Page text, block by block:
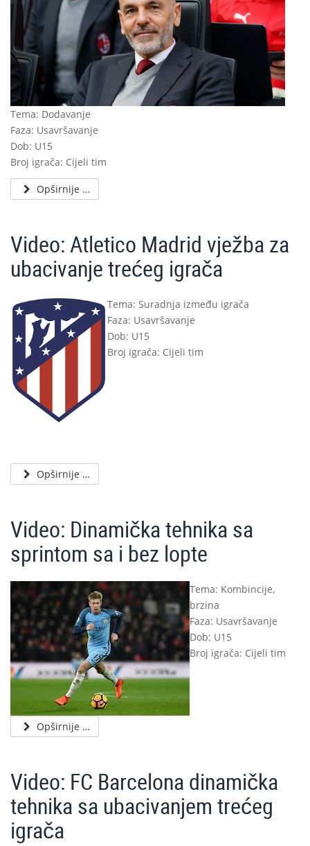
Tema: Dodavanje
Faza: Usavršavanje
Dob: U15
Broj igrača: Cijeli tim
Opširnije …
Video: Atletico Madrid vježba za
ubacivanje trećeg igrača
Tema: Suradnja između igrača
Faza: Usavršavanje
Dob: U15
Broj igrača: Cijeli tim
Opširnije …
Video: Dinamička tehnika sa
sprintom sa i bez lopte
Tema: Kombincije,
brzina
Faza: Usavršavanje
Dob: U15
Broj igrača: Cijeli tim
Opširnije …
Video: FC Barcelona dinamička
tehnika sa ubacivanjem trećeg
igrača